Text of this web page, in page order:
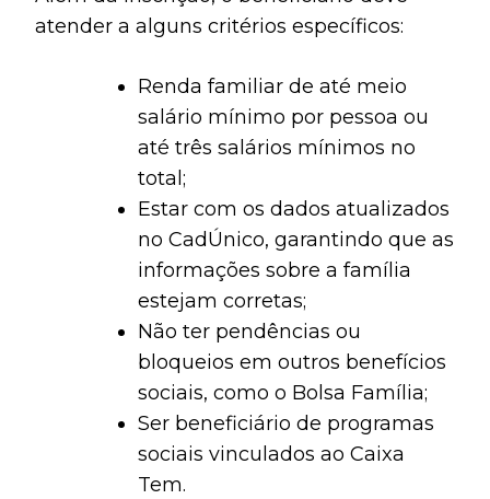
atender a alguns critérios específicos:
Renda familiar de até meio
salário mínimo por pessoa ou
até três salários mínimos no
total;
Estar com os dados atualizados
no CadÚnico, garantindo que as
informações sobre a família
estejam corretas;
Não ter pendências ou
bloqueios em outros benefícios
sociais, como o Bolsa Família;
Ser beneficiário de programas
sociais vinculados ao Caixa
Tem.